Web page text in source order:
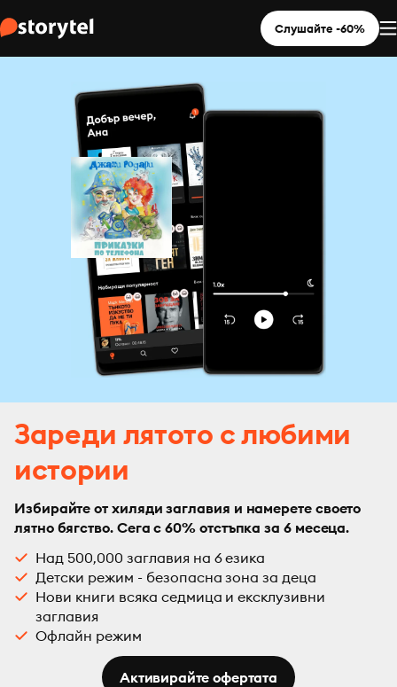
Слушайте -60%
Зареди лятото с любими
истории
Избирайте от хиляди заглавия и намерете своето
лятно бягство. Сега с 60% отстъпка за 6 месеца.
Над 500,000 заглавия на 6 езика
Детски режим - безопасна зона за деца
Нови книги всяка седмица и ексклузивни
заглавия
Офлайн режим
Активирайте офертата